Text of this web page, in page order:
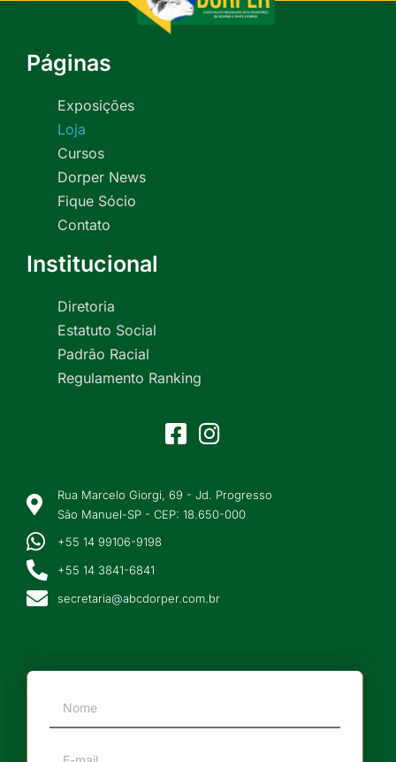
Páginas
Exposições
Loja
Cursos
Dorper News
Fique Sócio
Contato
Institucional
Diretoria
Estatuto Social
Padrão Racial
Regulamento Ranking
Rua Marcelo Giorgi, 69 - Jd. Progresso
São Manuel-SP - CEP: 18.650-000
+55 14 99106-9198
+55 14 3841-6841
secretaria@abcdorper.com.br